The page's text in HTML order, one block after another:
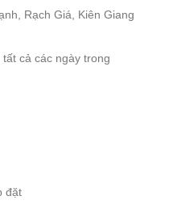
Rạch Giá, Kiên Giang
cả các ngày trong
đặt